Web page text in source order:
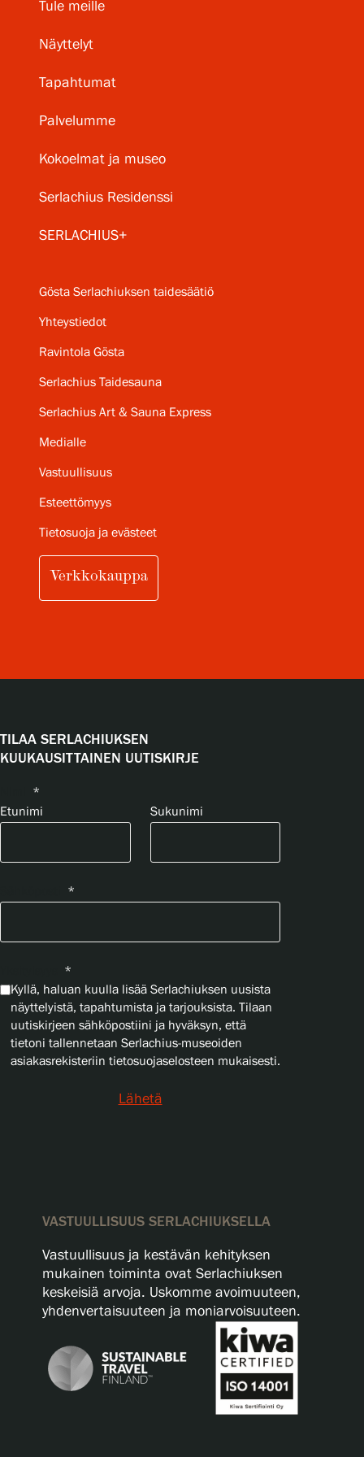
Tule meille
Näyttelyt
Tapahtumat
Palvelumme
Kokoelmat ja museo
Serlachius Residenssi
SERLACHIUS+
Gösta Serlachiuksen taidesäätiö
Yhteystiedot
Ravintola Gösta
Serlachius Taidesauna
Serlachius Art & Sauna Express
Medialle
Vastuullisuus
Esteettömyys
Tietosuoja ja evästeet
Verkkokauppa
TILAA SERLACHIUKSEN
KUUKAUSITTAINEN UUTISKIRJE
*
Etunimi
Sukunimi
*
*
Kyllä, haluan kuulla lisää Serlachiuksen uusista
näyttelyistä, tapahtumista ja tarjouksista. Tilaan
uutiskirjeen sähköpostiini ja hyväksyn, että
tietoni tallennetaan Serlachius-museoiden
asiakasrekisteriin tietosuojaselosteen mukaisesti.
Lähetä
VASTUULLISUUS SERLACHIUKSELLA
Vastuullisuus ja kestävän kehityksen
mukainen toiminta ovat Serlachiuksen
keskeisiä arvoja. Uskomme avoimuuteen,
yhdenvertaisuuteen ja moniarvoisuuteen.